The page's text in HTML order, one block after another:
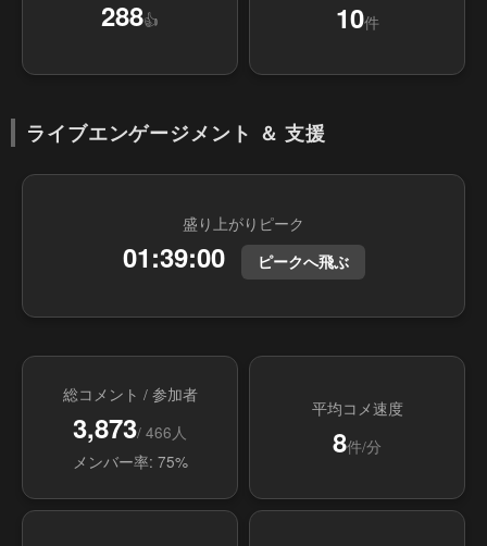
288👍 10件
ライブエンゲージメント ＆ 支援
盛り上がりピーク
01:39:00 ピークへ飛ぶ
総コメント / 参加者
3,873/ 466人
メンバー率: 75%
平均コメ速度
8件/分